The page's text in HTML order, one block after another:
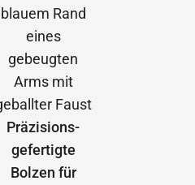
Präzisions­
gefertigte
Bolzen für